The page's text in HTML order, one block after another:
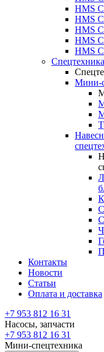
HMS
HMS
HMS
HMS
HMS
Спецтехника
Мини-
Контакты
Новости
Статьи
Оплата и доставка
+7 953 812 16 31
Насосы, запчасти
+7 953 812 16 31
Мини-спецтехника